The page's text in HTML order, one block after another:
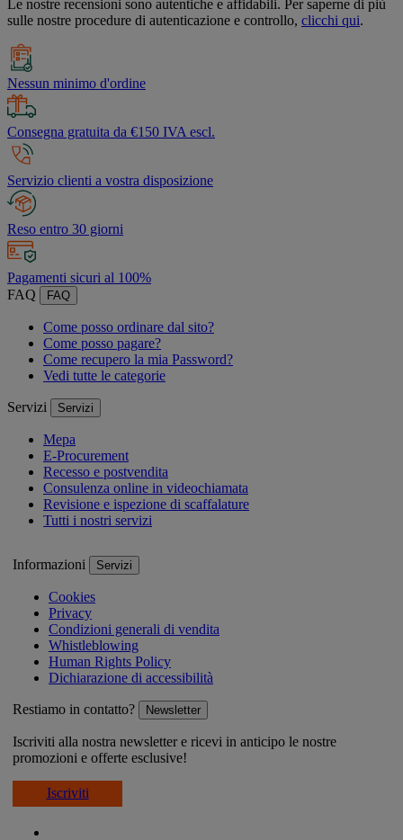
Le nostre recensioni sono autentiche e affidabili. Per saperne di più
sulle nostre procedure di autenticazione e controllo, clicchi qui.
Nessun minimo d'ordine
Consegna gratuita da €150 IVA escl.
Servizio clienti a vostra disposizione
Reso entro 30 giorni
Pagamenti sicuri al 100%
FAQ
FAQ
Come posso ordinare dal sito?
Come posso pagare?
Come recupero la mia Password?
Vedi tutte le categorie
Servizi Servizi
Mepa
E-Procurement
Recesso e postvendita
Consulenza online in videochiamata
Revisione e ispezione di scaffalature
Tutti i nostri servizi
Informazioni Servizi
Cookies
Privacy
Condizioni generali di vendita
Whistleblowing
Human Rights Policy
Dichiarazione di accessibilità
Restiamo in contatto? Newsletter
Iscriviti alla nostra newsletter e ricevi in anticipo le nostre
promozioni e offerte esclusive!
Iscriviti